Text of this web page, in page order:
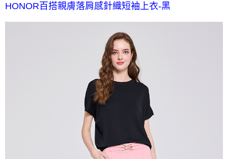
宅配送到家-訂單滿 $2000 元即享免運服務-未滿則另收 $120 元物
每筆NT$120，滿NT$2,000(含以上)免運費
HONOR百搭親膚落肩感針織短袖上衣-黑